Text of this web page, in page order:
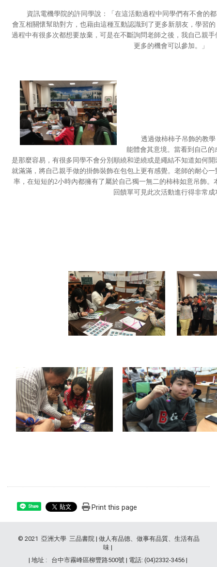
資訊電機學院的許同學說：「在這活動過程中同學們有不會的都
會互相關懷幫助對方，也藉由這種互動認識到了更多新朋友，學習的
過程中有很多次都想要放棄，可是在不斷詢問老師之後，我自己親
更多的機會可以參加。」
透過做柿柿子吊飾的教
能體會其意境。當看到自己
是那麼容易，有很多同學不會分別順繞和逆繞或是繩結不知道如何
就滿滿，將自己親手做的掛飾裝飾在包包上更有感覺。老師的耐心
率，在短短的2小時內都擁有了屬於自己獨一無二的柿柿如意吊飾。
回饋單可見此次活動進行得非常成
Share Print this page
© 2021 亞洲大學 三品書院 | 做人有品德、做事有品質、生活有品
味 |
| 地址 : 台中市霧峰區柳豐路500號 | 電話: (04)2332-3456 |